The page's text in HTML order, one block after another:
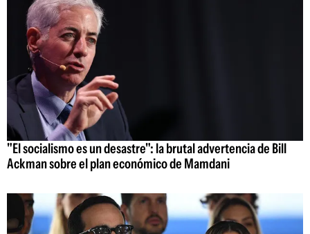
"El socialismo es un desastre": la brutal advertencia de Bill
Ackman sobre el plan económico de Mamdani